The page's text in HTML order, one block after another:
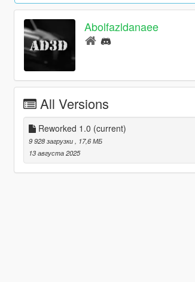
Abolfazldanaee
All Versions
Reworked 1.0 (current)
9 928 загрузки
, 17,6 МБ
13 августа 2025